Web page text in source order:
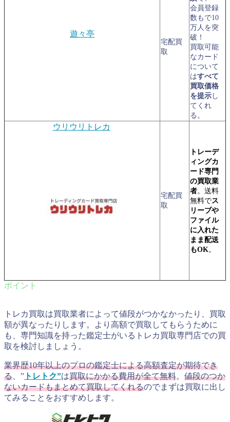
遊々亭
宅配買
取
会員登録
数もで10
万人を突
破！
買取可能
なカード
について
はすべて
買取価格
を提示 し
てくれ
る。
ウリウリトレカ
宅配買
取
トレーデ
ィングカ
ード専門
の買取業
者。送料
無料でス
リーブや
ファイル
に入れた
まま配送
もOK。
トレカ買取は買取業者によって値段がつかなかったり、買取
額が異なったりします。より高額で買取してもらうために
も、専門知識を持った鑑定士がいるトレカ買取専門店での買
取を検討しましょう。
業界歴10年以上のプロの鑑定士による高額査定が期待でき
る、” トレトク”は買取にかかる費用が全て無料。 値段のつか
ないカードもまとめて買取してくれるのでまずは買取に出し
てみることをおすすめします。